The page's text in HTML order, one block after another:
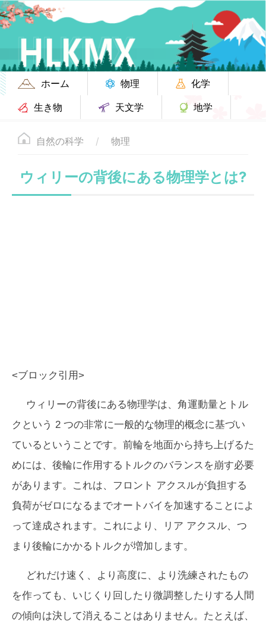
ホーム 物理
化学
生き物
天文学 地学
自然の科学 物理
ウィリーの背後にある物理学とは?
<ブロック引用>
ウィリーの背後にある物理学は、角運動量とトル
クという 2 つの非常に一般的な物理的概念に基づい
ているということです。前輪を地面から持ち上げるた
めには、後輪に作用するトルクのバランスを崩す必要
があります。これは、フロント アクスルが負担する
負荷がゼロになるまでオートバイを加速することによ
って達成されます。これにより、リア アクスル、つ
まり後輪にかかるトルクが増加します。
どれだけ速く、より高度に、より洗練されたもの
を作っても、いじくり回したり微調整したりする人間
の傾向は決して消えることはありません。たとえば、